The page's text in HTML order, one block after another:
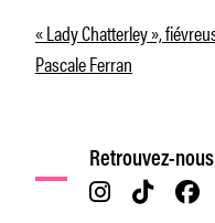
« Lady Chatterley »,
Pascale Ferran
Retrouvez-